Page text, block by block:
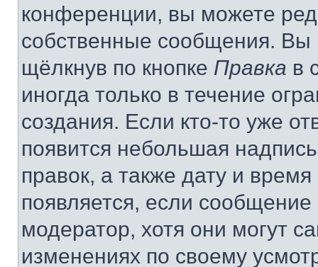
конференции, вы можете
собственные сообщения. Вы
щёлкнув по кнопке Правка в
иногда только в течение
создания. Если кто-то уже
появится небольшая
правок, а также дату и
появляется, если
модератор, хотя они могут
изменениях по своему